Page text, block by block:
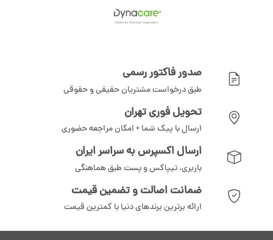
صدور فاکتور رسمی
طبق درخواست مشتریان حقیقی و حقوقی
تحویل فوری تهران
ارسال با پیک شما + امکان مراجعه حضوری
ارسال اکسپرس به سراسر ایران
باربری، تیپاکس و پست طبق هماهنگی
ضمانت اصالت و تضمین قیمت
ارائه برترین برندهای دنیا با کمترین قیمت